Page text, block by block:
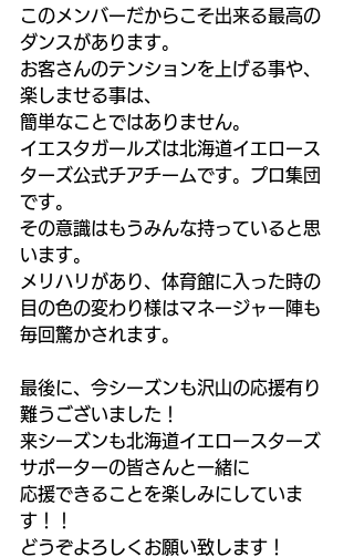
このメンバーだからこそ出来る最高の
ダンスがあります。
お客さんのテンションを上げる事や、
楽しませる事は、
簡単なことではありません。
イエスタガールズは北海道イエロース
ターズ公式チアチームです。プロ集団
です。
その意識はもうみんな持っていると思
います。
メリハリがあり、体育館に入った時の
目の色の変わり様はマネージャー陣も
毎回驚かされます。
最後に、今シーズンも沢山の応援有り
難うございました！
来シーズンも北海道イエロースターズ
サポーターの皆さんと一緒に
応援できることを楽しみにしていま
す！！
どうぞよろしくお願い致します！